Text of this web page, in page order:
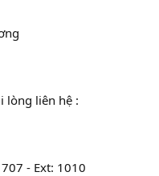
lòng liên hệ :
- Ext: 1010